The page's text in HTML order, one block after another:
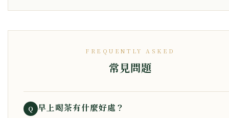
FREQUENTLY ASKED
常見問題
Q 早上喝茶有什麼好處？